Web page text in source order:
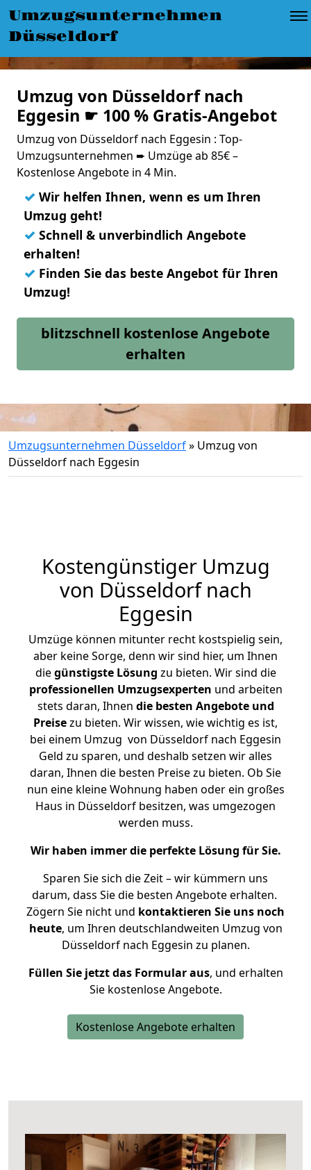
Umzugsunternehmen
Düsseldorf
Umzug von Düsseldorf nach
Eggesin ☛ 100 % Gratis-Angebot
Umzug von Düsseldorf nach Eggesin : Top-
Umzugsunternehmen ➨ Umzüge ab 85€ –
Kostenlose Angebote in 4 Min.
✓ Wir helfen Ihnen, wenn es um Ihren
Umzug geht!
✓ Schnell & unverbindlich Angebote
erhalten!
✓ Finden Sie das beste Angebot für Ihren
Umzug!
blitzschnell kostenlose Angebote
erhalten
Umzugsunternehmen Düsseldorf» Umzug von
Düsseldorf nach Eggesin
Kostengünstiger Umzug
von Düsseldorf nach
Eggesin
Umzüge können mitunter recht kostspielig sein,
aber keine Sorge, denn wir sind hier, um Ihnen
diegünstigste Lösung zu bieten. Wir sind die
professionellen Umzugsexperten und arbeiten
stets daran, Ihnen die besten Angebote und
Preisezu bieten. Wir wissen, wie wichtig es ist,
bei einem Umzug von Düsseldorf nach Eggesin
Geld zu sparen, und deshalb setzen wir alles
daran, Ihnen die besten Preise zu bieten. Ob Sie
nun eine kleine Wohnung haben oder ein großes
Haus in Düsseldorf besitzen, was umgezogen
werden muss.
Wir haben immer die perfekte Lösung für Sie.
Sparen Sie sich die Zeit – wir kümmern uns
darum, dass Sie die besten Angebote erhalten.
Zögern Sie nicht und kontaktieren Sie uns noch
heute, um Ihren deutschlandweiten Umzug von
Düsseldorf nach Eggesin zu planen.
Füllen Sie jetzt das Formular aus, und erhalten
Sie kostenlose Angebote.
Kostenlose Angebote erhalten